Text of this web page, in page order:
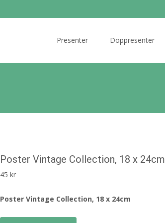
Presenter Doppresenter
Poster Vintage Collection, 18 x 24cm
45 kr
Poster Vintage Collection, 18 x 24cm